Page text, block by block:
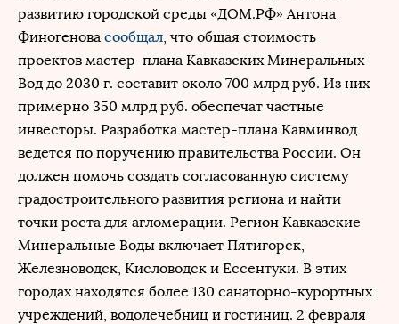
развитию городской среды «ДОМ.РФ» Антона
Финогенова сообщал, что общая стоимость
проектов мастер-плана Кавказских Минеральных
Вод до 2030 г. составит около 700 млрд руб. Из них
примерно 350 млрд руб. обеспечат частные
инвесторы. Разработка мастер-плана Кавминвод
ведется по поручению правительства России. Он
должен помочь создать согласованную систему
градостроительного развития региона и найти
точки роста для агломерации. Регион Кавказские
Минеральные Воды включает Пятигорск,
Железноводск, Кисловодск и Ессентуки. В этих
городах находятся более 130 санаторно-курортных
учреждений, водолечебниц и гостиниц. 2 февраля